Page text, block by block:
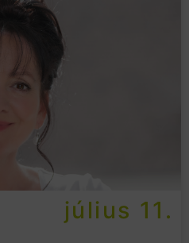
július 11.